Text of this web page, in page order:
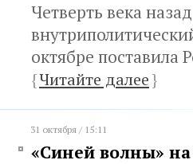
Четверть века
октябре поставила
{Читайте далее}
31 октября / 15:11
«Синей волны»